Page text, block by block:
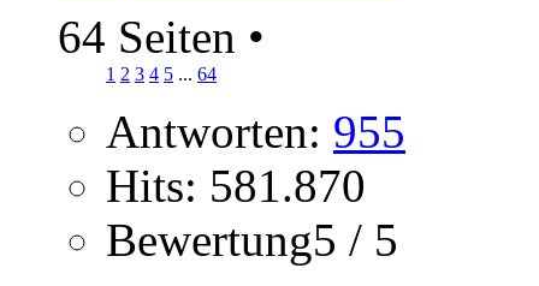
64 Seiten •
1 2 3 4 5 ... 64
Antworten: 955
Hits: 581.870
Bewertung5 / 5